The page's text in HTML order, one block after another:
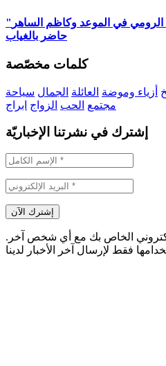
"مهرجان جرش 2026" ماجدة الرومي في الموعد وكاظم الساهر
حاضر بالغياب
كلمات مخصّصة
أزياء وموضة العائلة الجمال سياحة
مجتمع الحب الزواج ابراج
إشترك في نشرتنا الإخباريّة
الخاص بك مع أي شخص آخر.